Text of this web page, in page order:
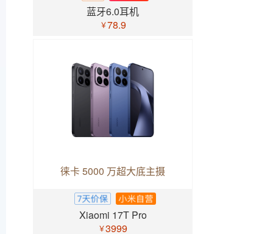
蓝牙6.0耳机
￥78.9
徕卡 5000 万超大底主摄
Xiaomi 17T Pro
￥3999